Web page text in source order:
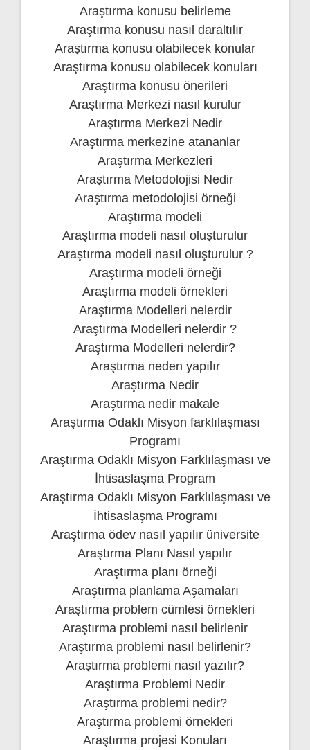
Araştırma konusu belirleme
Araştırma konusu nasıl daraltılır
Araştırma konusu olabilecek konular
Araştırma konusu olabilecek konuları
Araştırma konusu önerileri
Araştırma Merkezi nasıl kurulur
Araştırma Merkezi Nedir
Araştırma merkezine atananlar
Araştırma Merkezleri
Araştırma Metodolojisi Nedir
Araştırma metodolojisi örneği
Araştırma modeli
Araştırma modeli nasıl oluşturulur
Araştırma modeli nasıl oluşturulur ?
Araştırma modeli örneği
Araştırma modeli örnekleri
Araştırma Modelleri nelerdir
Araştırma Modelleri nelerdir ?
Araştırma Modelleri nelerdir?
Araştırma neden yapılır
Araştırma Nedir
Araştırma nedir makale
Araştırma Odaklı Misyon farklılaşması
Programı
Araştırma Odaklı Misyon Farklılaşması ve
İhtisaslaşma Program
Araştırma Odaklı Misyon Farklılaşması ve
İhtisaslaşma Programı
Araştırma ödev nasıl yapılır üniversite
Araştırma Planı Nasıl yapılır
Araştırma planı örneği
Araştırma planlama Aşamaları
Araştırma problem cümlesi örnekleri
Araştırma problemi nasıl belirlenir
Araştırma problemi nasıl belirlenir?
Araştırma problemi nasıl yazılır?
Araştırma Problemi Nedir
Araştırma problemi nedir?
Araştırma problemi örnekleri
Araştırma projesi Konuları